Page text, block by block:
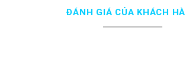
ĐÁNH GIÁ CỦA KHÁCH